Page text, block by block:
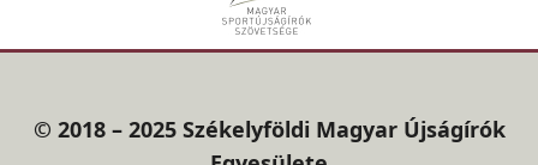
© 2018 – 2025 Székelyföldi Magyar Újságírók